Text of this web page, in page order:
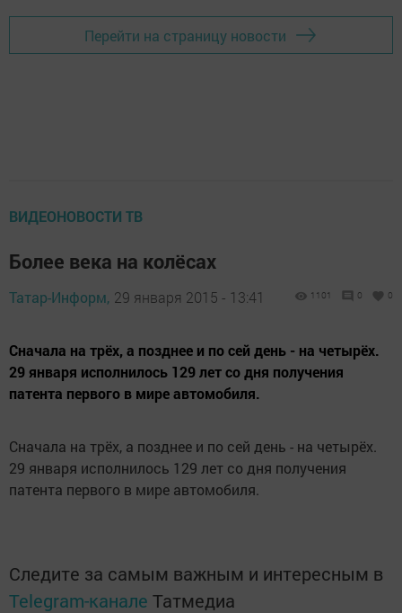
Перейти на страницу новости
ВИДЕОНОВОСТИ ТВ
Более века на колёсах
Татар-Информ, 29 января 2015 - 13:41 1101 0 0
Сначала на трёх, а позднее и по сей день - на четырёх.
29 января исполнилось 129 лет со дня получения
патента первого в мире автомобиля.
Сначала на трёх, а позднее и по сей день - на четырёх.
29 января исполнилось 129 лет со дня получения
патента первого в мире автомобиля.
Следите за самым важным и интересным в
Telegram-канале Татмедиа